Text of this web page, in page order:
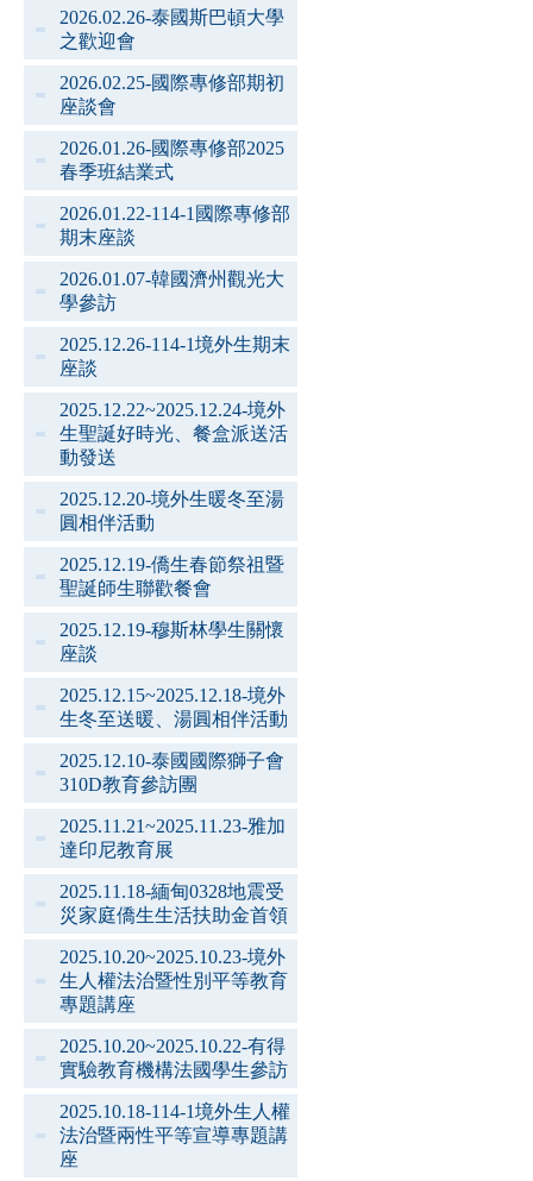
2026.02.26-泰國斯巴頓大學
之歡迎會
2026.02.25-國際專修部期初
座談會
2026.01.26-國際專修部2025
春季班結業式
2026.01.22-114-1國際專修部
期末座談
2026.01.07-韓國濟州觀光大
學參訪
2025.12.26-114-1境外生期末
座談
2025.12.22~2025.12.24-境外
生聖誕好時光、餐盒派送活
動發送
2025.12.20-境外生暖冬至湯
圓相伴活動
2025.12.19-僑生春節祭祖暨
聖誕師生聯歡餐會
2025.12.19-穆斯林學生關懷
座談
2025.12.15~2025.12.18-境外
生冬至送暖、湯圓相伴活動
2025.12.10-泰國國際獅子會
310D教育參訪團
2025.11.21~2025.11.23-雅加
達印尼教育展
2025.11.18-緬甸0328地震受
災家庭僑生生活扶助金首領
2025.10.20~2025.10.23-境外
生人權法治暨性別平等教育
專題講座
2025.10.20~2025.10.22-有得
實驗教育機構法國學生參訪
2025.10.18-114-1境外生人權
法治暨兩性平等宣導專題講
座